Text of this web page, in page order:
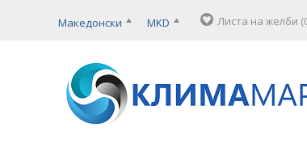
Македонски MKD Листа на желби